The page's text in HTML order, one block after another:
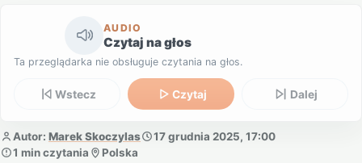
AUDIO
Czytaj na głos
Ta przeglądarka nie obsługuje czytania na głos.
Wstecz Czytaj Dalej
Autor: Marek Skoczylas
17 grudnia 2025, 17:00
1 min czytania
Polska